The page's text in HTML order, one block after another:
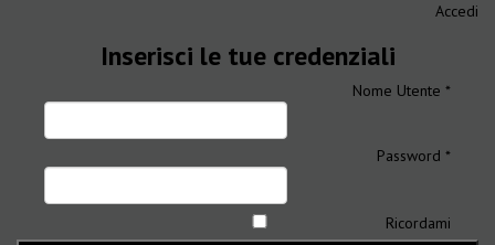
Accedi
Inserisci le tue credenziali
Nome Utente *
Password *
Ricordami